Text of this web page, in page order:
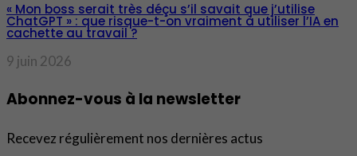
« Mon boss serait très déçu s’il savait que j’utilise
ChatGPT » : que risque-t-on vraiment à utiliser l’IA en
cachette au travail ?
9 juin 2026
Abonnez-vous à la newsletter
Recevez régulièrement nos dernières actus